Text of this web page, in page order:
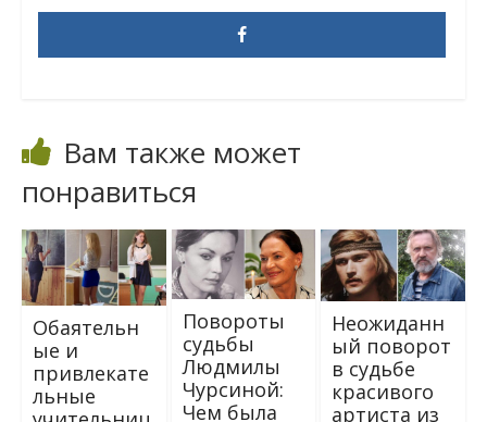
Вам также может
понравиться
Обаятельн
ые и
привлекате
льные
Повороты
судьбы
Людмилы
Чурсиной:
Чем была
Неожиданн
ый поворот
в судьбе
красивого
артиста из